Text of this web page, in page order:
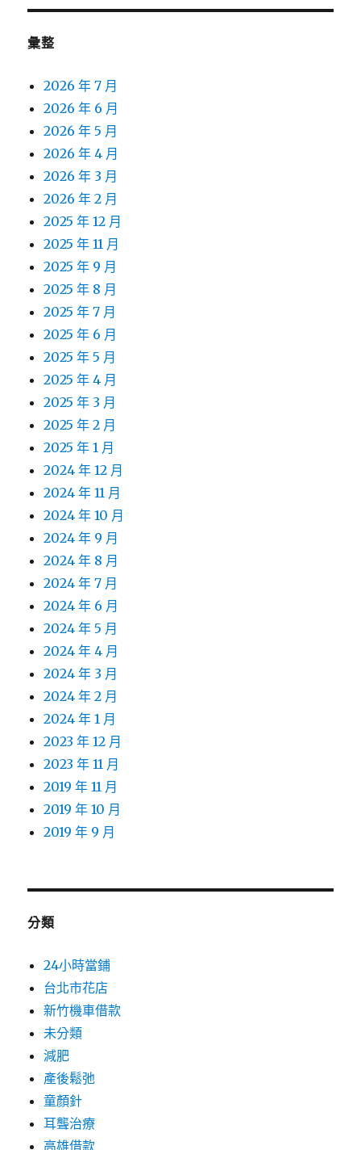
彙整
2026 年 7 月
2026 年 6 月
2026 年 5 月
2026 年 4 月
2026 年 3 月
2026 年 2 月
2025 年 12 月
2025 年 11 月
2025 年 9 月
2025 年 8 月
2025 年 7 月
2025 年 6 月
2025 年 5 月
2025 年 4 月
2025 年 3 月
2025 年 2 月
2025 年 1 月
2024 年 12 月
2024 年 11 月
2024 年 10 月
2024 年 9 月
2024 年 8 月
2024 年 7 月
2024 年 6 月
2024 年 5 月
2024 年 4 月
2024 年 3 月
2024 年 2 月
2024 年 1 月
2023 年 12 月
2023 年 11 月
2019 年 11 月
2019 年 10 月
2019 年 9 月
分類
24小時當鋪
台北市花店
新竹機車借款
未分類
減肥
產後鬆弛
童顏針
耳聾治療
高雄借款